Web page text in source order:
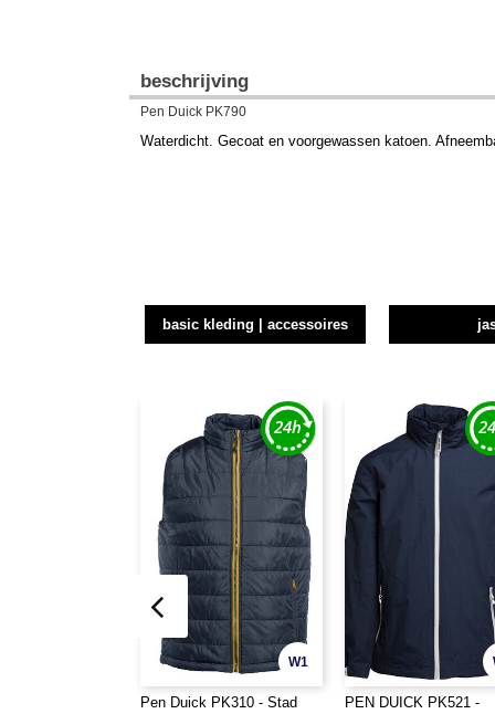
beschrijving
Pen Duick PK790
Waterdicht. Gecoat en voorgewassen katoen.
basic kleding | accessoires
W1
Pen Duick PK310 - Stad
PEN DUICK PK521 -